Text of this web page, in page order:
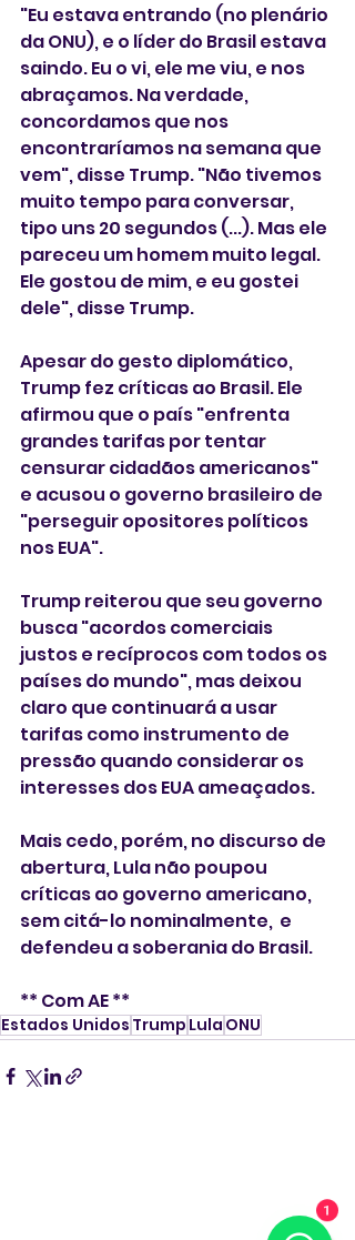
"Eu estava entrando (no plenário
da ONU), e o líder do Brasil estava
saindo. Eu o vi, ele me viu, e nos
abraçamos. Na verdade,
concordamos que nos
encontraríamos na semana que
vem", disse Trump. "Não tivemos
muito tempo para conversar,
tipo uns 20 segundos (...). Mas ele
pareceu um homem muito legal.
Ele gostou de mim, e eu gostei
dele", disse Trump.
Apesar do gesto diplomático,
Trump fez críticas ao Brasil. Ele
afirmou que o país "enfrenta
grandes tarifas por tentar
censurar cidadãos americanos"
e acusou o governo brasileiro de
"perseguir opositores políticos
nos EUA".
Trump reiterou que seu governo
busca "acordos comerciais
justos e recíprocos com todos os
países do mundo", mas deixou
claro que continuará a usar
tarifas como instrumento de
pressão quando considerar os
interesses dos EUA ameaçados.
Mais cedo, porém, no discurso de
abertura, Lula não poupou
críticas ao governo americano,
sem citá-lo nominalmente,  e
defendeu a soberania do Brasil.
** Com AE **
Estados Unidos Trump Lula ONU
1